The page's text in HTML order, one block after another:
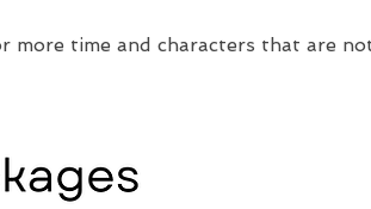
more time and characters that are